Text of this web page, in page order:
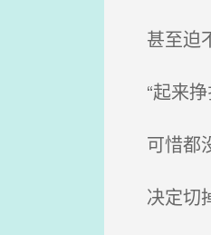
甚至迫
“起来挣
可惜都
决定切